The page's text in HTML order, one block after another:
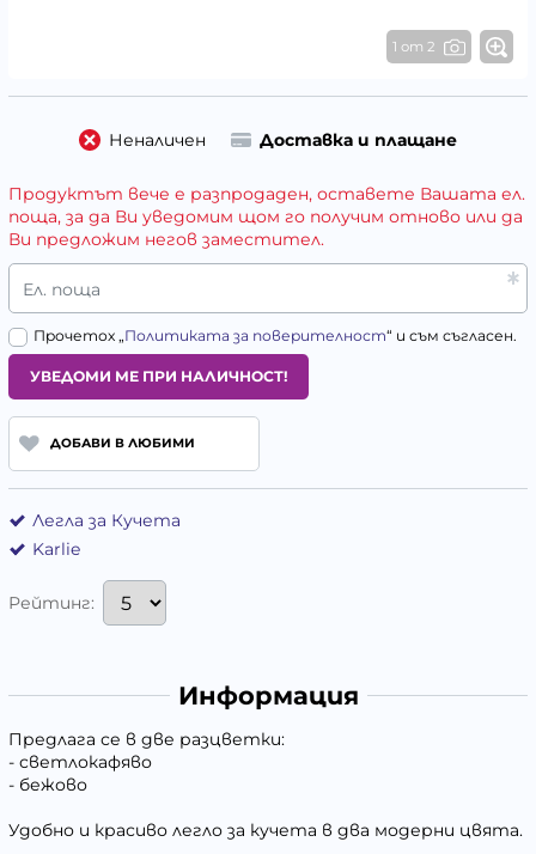
1 от 2
Неналичен Доставка и плащане
Продуктът вече е разпродаден, оставете Вашата ел.
поща, за да Ви уведомим щом го получим отново или да
Ви предложим негов заместител.
Ел. поща
Прочетох „Политиката за поверителност“ и съм съгласен.
УВЕДОМИ МЕ ПРИ НАЛИЧНОСТ!
ДОБАВИ В ЛЮБИМИ
Легла за Кучета
Karlie
Рейтинг:
Информация
Предлага се в две разцветки:
- светлокафяво
- бежово
Удобно и красиво легло за кучета в два модерни цвята.